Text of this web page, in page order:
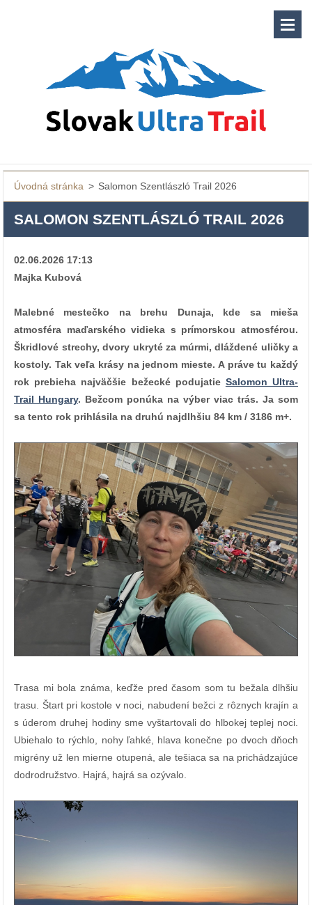
Úvodná stránka > Salomon Szentlászló Trail 2026
SALOMON SZENTLÁSZLÓ TRAIL 2026
02.06.2026 17:13
Majka Kubová
Malebné mestečko na brehu Dunaja, kde sa mieša
atmosféra maďarského vidieka s prímorskou atmosférou.
Škridlové strechy, dvory ukryté za múrmi, dláždené uličky a
kostoly. Tak veľa krásy na jednom mieste. A práve tu každý
rok prebieha najväčšie bežecké podujatie Salomon Ultra-
Trail Hungary. Bežcom ponúka na výber viac trás. Ja som
sa tento rok prihlásila na druhú najdlhšiu 84 km / 3186 m+.
Trasa mi bola známa, keďže pred časom som tu bežala dlhšiu
trasu. Štart pri kostole v noci, nabudení bežci z rôznych krajín a
s úderom druhej hodiny sme vyštartovali do hlbokej teplej noci.
Ubiehalo to rýchlo, nohy ľahké, hlava konečne po dvoch dňoch
migrény už len mierne otupená, ale tešiaca sa na prichádzajúce
dodrodružstvo. Hajrá, hajrá sa ozývalo.